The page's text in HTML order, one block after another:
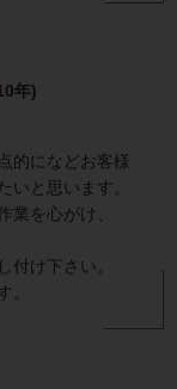
年)
的になどお客様
いと思います。
業を心がけ、
付け下さい。
。